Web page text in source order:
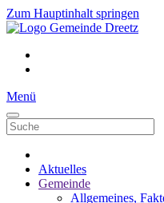
Zum Hauptinhalt springen
Menü
Aktuelles
Gemeinde
Allgemeines,